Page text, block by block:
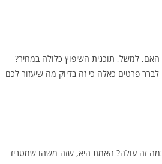
למשל, תוכנית השיפוץ כלולה במחיר?
פרטים כאלה כי זה בדיוק מה שיעזור לכם
כמה זה עולה? האמת היא, שזה משהו שמטריד